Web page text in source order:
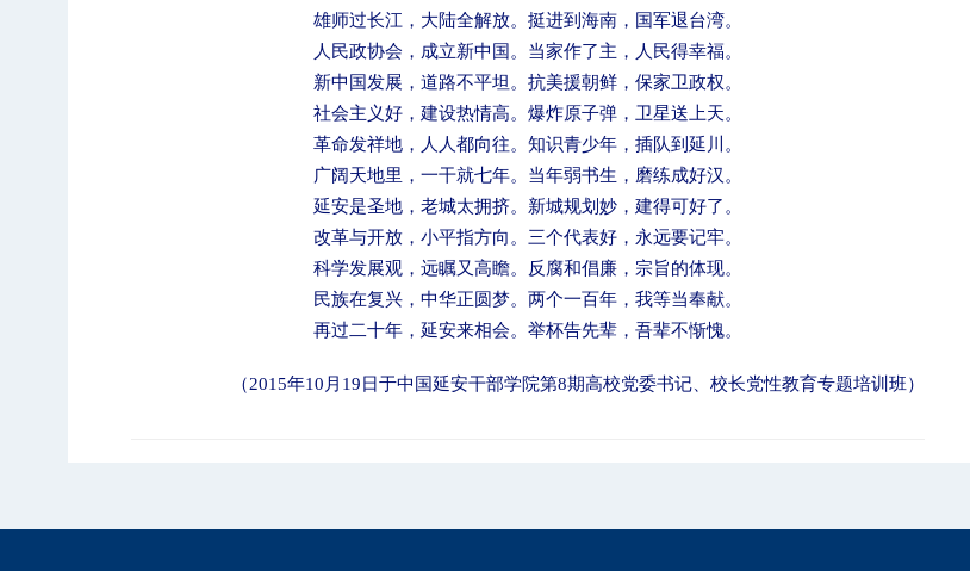
雄师过长江，大陆全解放。挺进到海南，国军退台湾。
人民政协会，成立新中国。当家作了主，人民得幸福。
新中国发展，道路不平坦。抗美援朝鲜，保家卫政权。
社会主义好，建设热情高。爆炸原子弹，卫星送上天。
革命发祥地，人人都向往。知识青少年，插队到延川。
广阔天地里，一干就七年。当年弱书生，磨练成好汉。
延安是圣地，老城太拥挤。新城规划妙，建得可好了。
改革与开放，小平指方向。三个代表好，永远要记牢。
科学发展观，远瞩又高瞻。反腐和倡廉，宗旨的体现。
民族在复兴，中华正圆梦。两个一百年，我等当奉献。
再过二十年，延安来相会。举杯告先辈，吾辈不惭愧。
（2015年10 月 19 日于中国延安干部学院第8期高校党委书记、校长党性教育专题培训班）